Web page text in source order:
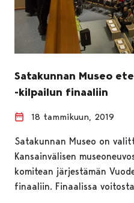
Satakunnan Museo
-kilpailun finaaliin
18 tammikuun, 2019
Satakunnan Museo on
Kansainvälisen
komitean järjestämän
finaaliin. Finaalissa